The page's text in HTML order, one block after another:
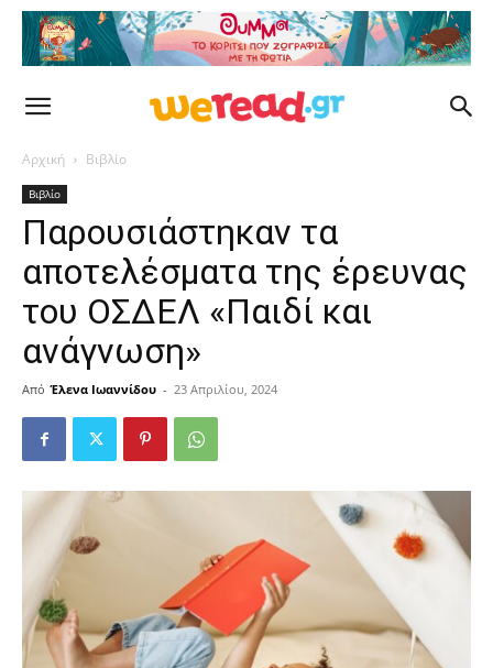
Αρχική Βιβλίο
Βιβλίο
Παρουσιάστηκαν τα
αποτελέσματα της έρευνας
του ΟΣΔΕΛ «Παιδί και
ανάγνωση»
Από Έλενα Ιωαννίδου - 23 Απριλίου, 2024